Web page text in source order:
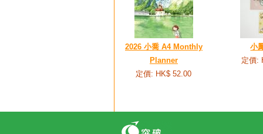
2026 小喬 A4 Monthly
Planner
定價: HK$ 52.00
小
定價: